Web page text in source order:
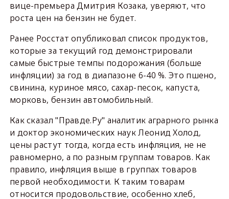
вице-премьера Дмитрия Козака, уверяют, что
роста цен на бензин не будет.
Ранее Росстат опубликовал список продуктов,
которые за текущий год демонстрировали
самые быстрые темпы подорожания (больше
инфляции) за год в диапазоне 6-40 %. Это пшено,
свинина, куриное мясо, сахар-песок, капуста,
морковь, бензин автомобильный.
Как сказал "Правде.Ру" аналитик аграрного рынка
и доктор экономических наук Леонид Холод,
цены растут тогда, когда есть инфляция, не не
равномерно, а по разным группам товаров. Как
правило, инфляция выше в группах товаров
первой необходимости. К таким товарам
относится продовольствие, особенно хлеб,